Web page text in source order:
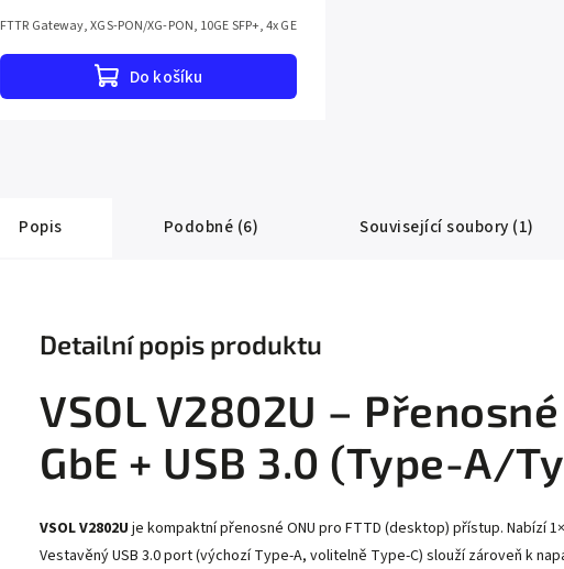
Do košíku
FTTR Gateway, XGS-PON/XG-PON, 10GE SFP+, 4x GE
Popis Podobné (6) Související soubory (1)
Detailní popis produktu
VSOL V2802U – Přenosné
GbE + USB 3.0 (Type-A/
VSOL V2802U je kompaktní přenosné ONU pro FTTD (desktop) přístup. Nabízí
Vestavěný USB 3.0 port (výchozí Type-A, volitelně Type-C) slouží zároveň k